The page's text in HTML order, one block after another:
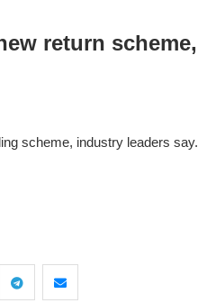
return scheme,
scheme, industry leaders say.